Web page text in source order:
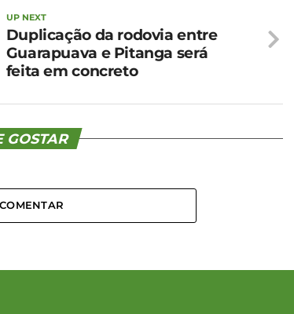
UP NEXT
Duplicação da rodovia entre
Guarapuava e Pitanga será
feita em concreto
GOSTAR